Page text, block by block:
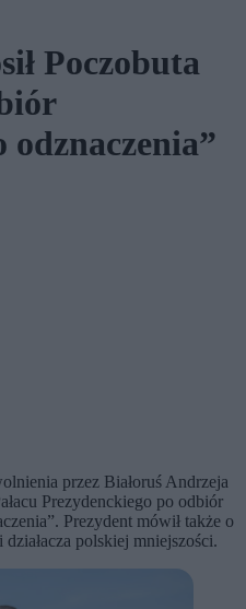
Poczobuta
odznaczenia”
przez Białoruś Andrzeja
Prezydenckiego po odbiór
Prezydent mówił także o
polskiej mniejszości.